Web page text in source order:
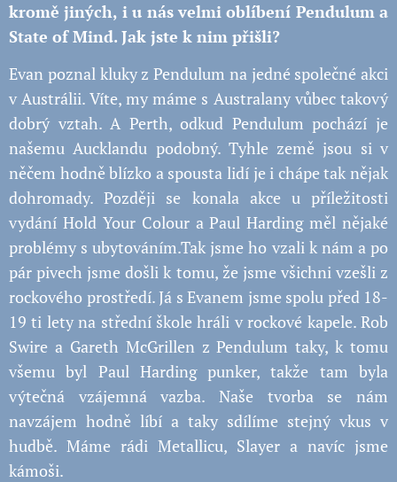
kromě jiných, i u nás velmi oblíbení Pendulum a
State of Mind. Jak jste k nim přišli?
Evan poznal kluky z Pendulum na jedné společné akci
v Austrálii. Víte, my máme s Australany vůbec takový
dobrý vztah. A Perth, odkud Pendulum pochází je
našemu Aucklandu podobný. Tyhle země jsou si v
něčem hodně blízko a spousta lidí je i chápe tak nějak
dohromady. Později se konala akce u příležitosti
vydání Hold Your Colour a Paul Harding měl nějaké
problémy s ubytováním.Tak jsme ho vzali k nám a po
pár pivech jsme došli k tomu, že jsme všichni vzešli z
rockového prostředí. Já s Evanem jsme spolu před 18-
19 ti lety na střední škole hráli v rockové kapele. Rob
Swire a Gareth McGrillen z Pendulum taky, k tomu
všemu byl Paul Harding punker, takže tam byla
výtečná vzájemná vazba. Naše tvorba se nám
navzájem hodně líbí a taky sdílíme stejný vkus v
hudbě. Máme rádi Metallicu, Slayer a navíc jsme
kámoši.